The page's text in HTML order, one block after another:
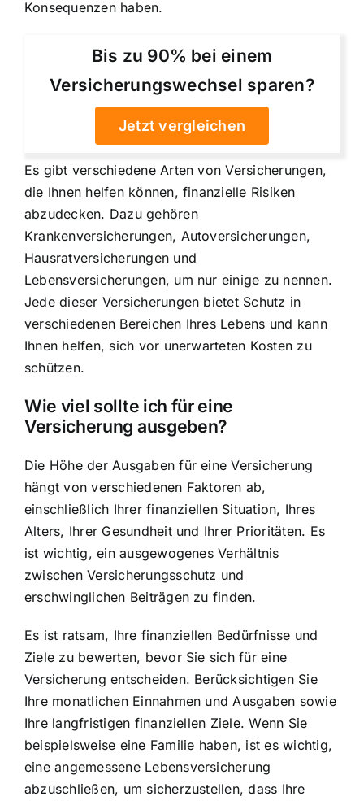
Konsequenzen haben.
Bis zu 90% bei einem
Versicherungswechsel sparen?
Jetzt vergleichen
Es gibt verschiedene Arten von Versicherungen,
die Ihnen helfen können, finanzielle Risiken
abzudecken. Dazu gehören
Krankenversicherungen, Autoversicherungen,
Hausratversicherungen und
Lebensversicherungen, um nur einige zu nennen.
Jede dieser Versicherungen bietet Schutz in
verschiedenen Bereichen Ihres Lebens und kann
Ihnen helfen, sich vor unerwarteten Kosten zu
schützen.
Wie viel sollte ich für eine
Versicherung ausgeben?
Die Höhe der Ausgaben für eine Versicherung
hängt von verschiedenen Faktoren ab,
einschließlich Ihrer finanziellen Situation, Ihres
Alters, Ihrer Gesundheit und Ihrer Prioritäten. Es
ist wichtig, ein ausgewogenes Verhältnis
zwischen Versicherungsschutz und
erschwinglichen Beiträgen zu finden.
Es ist ratsam, Ihre finanziellen Bedürfnisse und
Ziele zu bewerten, bevor Sie sich für eine
Versicherung entscheiden. Berücksichtigen Sie
Ihre monatlichen Einnahmen und Ausgaben sowie
Ihre langfristigen finanziellen Ziele. Wenn Sie
beispielsweise eine Familie haben, ist es wichtig,
eine angemessene Lebensversicherung
abzuschließen, um sicherzustellen, dass Ihre